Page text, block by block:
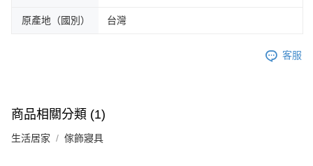
原產地（國別） 台灣
客服
商品相關分類 (1)
生活居家 傢飾寢具